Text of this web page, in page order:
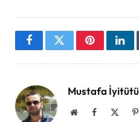
FacebookTwitterPinterest
Mustafa
WebsiteFacebook